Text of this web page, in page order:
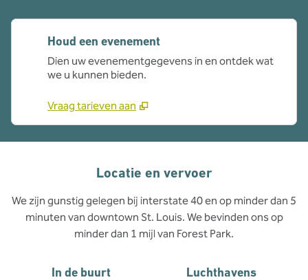
Houd een evenement
Dien uw evenementgegevens in en ontdek wat
we u kunnen bieden.
Vraag tarieven aan
Locatie en vervoer
We zijn gunstig gelegen bij interstate 40 en op minder dan 5
minuten van downtown St. Louis. We bevinden ons op
minder dan 1 mijl van Forest Park.
In de buurt Luchthavens